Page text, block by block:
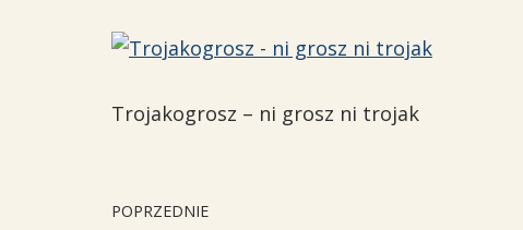
Trojakogrosz – ni grosz ni trojak
POPRZEDNIE